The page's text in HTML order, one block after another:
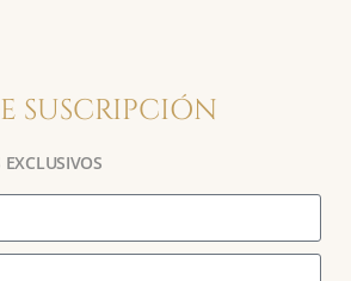
SUSCRIPCIÓN
EXCLUSIVOS